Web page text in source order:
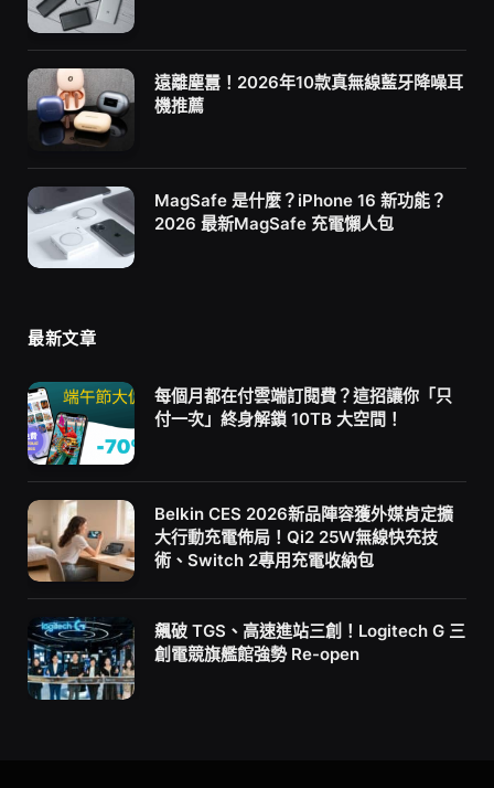
遠離塵囂！2026年10款真無線藍牙降噪耳
機推薦
MagSafe 是什麼？iPhone 16 新功能？
2026 最新MagSafe 充電懶人包
最新文章
每個月都在付雲端訂閱費？這招讓你「只
付一次」終身解鎖 10TB 大空間！
Belkin CES 2026新品陣容獲外媒肯定擴
大行動充電佈局！Qi2 25W無線快充技
術、Switch 2專用充電收納包
飆破 TGS、高速進站三創！Logitech G 三
創電競旗艦館強勢 Re-open